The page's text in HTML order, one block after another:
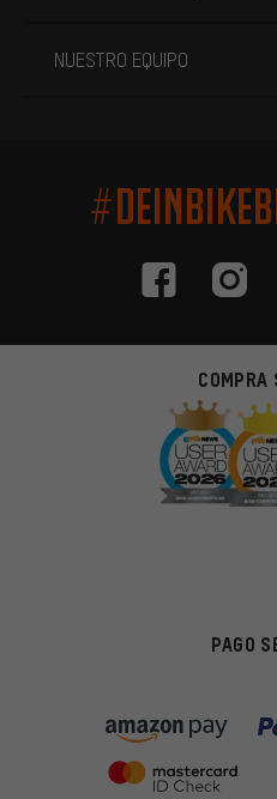
NUESTRO EQUIPO
COMPRA
PAGO